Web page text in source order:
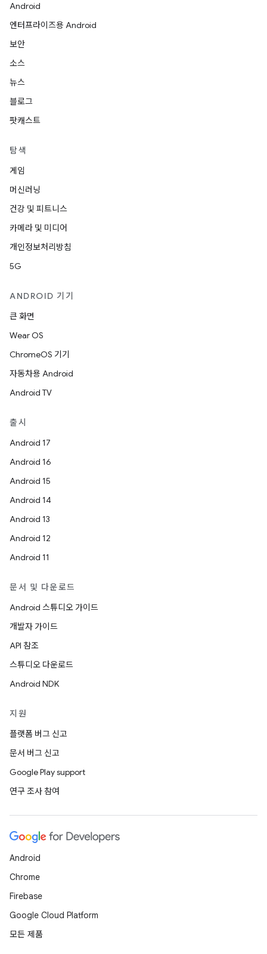
Android
엔터프라이즈용 Android
보안
소스
뉴스
블로그
팟캐스트
탐색
게임
머신러닝
건강 및 피트니스
카메라 및 미디어
개인정보처리방침
5G
ANDROID 기기
큰 화면
Wear OS
ChromeOS 기기
자동차용 Android
Android TV
출시
Android 17
Android 16
Android 15
Android 14
Android 13
Android 12
Android 11
문서 및 다운로드
Android 스튜디오 가이드
개발자 가이드
API 참조
스튜디오 다운로드
Android NDK
지원
플랫폼 버그 신고
문서 버그 신고
Google Play support
연구 조사 참여
Android
Chrome
Firebase
Google Cloud Platform
모든 제품